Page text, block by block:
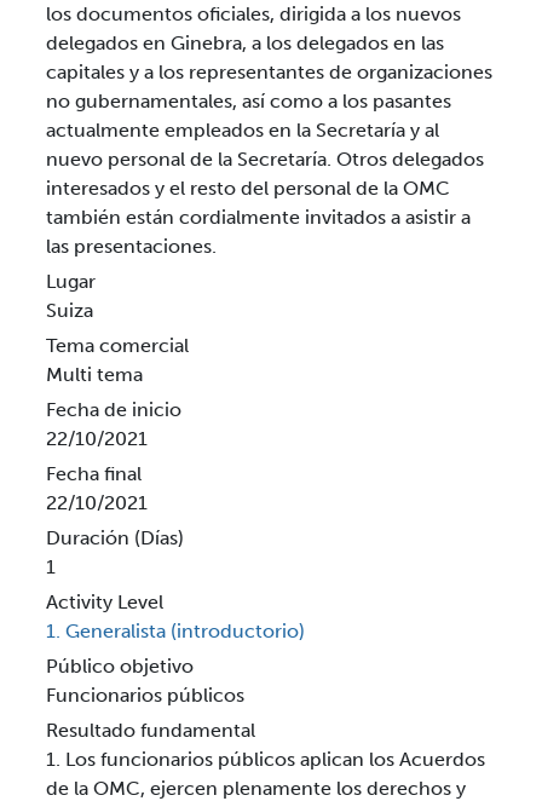
los documentos oficiales, dirigida a los nuevos
delegados en Ginebra, a los delegados en las
capitales y a los representantes de organizaciones
no gubernamentales, así como a los pasantes
actualmente empleados en la Secretaría y al
nuevo personal de la Secretaría. Otros delegados
interesados y el resto del personal de la OMC
también están cordialmente invitados a asistir a
las presentaciones.
Lugar
Suiza
Tema comercial
Multi tema
Fecha de inicio
22/10/2021
Fecha final
22/10/2021
Duración (Días)
1
Activity Level
1. Generalista (introductorio)
Público objetivo
Funcionarios públicos
Resultado fundamental
1. Los funcionarios públicos aplican los Acuerdos
de la OMC, ejercen plenamente los derechos y